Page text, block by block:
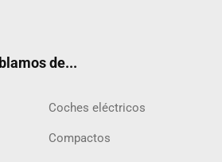
de...
Coches eléctricos
Compactos